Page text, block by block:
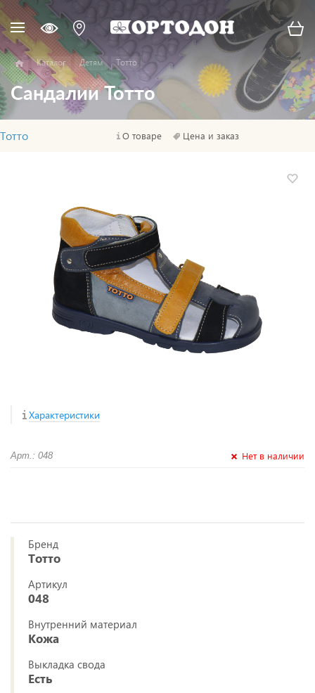
Каталог Детям Тотто
Сандалии Тотто
Тотто О товаре Цена и заказ
Характеристики
Арт.: 048 Нет в наличии
Бренд
Тотто
Артикул
048
Внутренний материал
Кожа
Выкладка свода
Есть